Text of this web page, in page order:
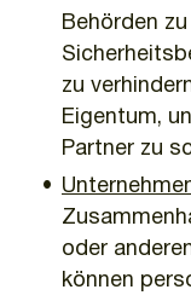
Behörden
zu
Eigentum,
Partner zu
oder
können